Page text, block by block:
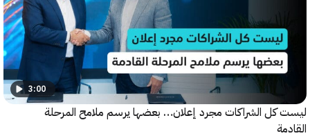
3:00
الشراكات مجرد إعلان… بعضها يرسم ملامح المرحلة